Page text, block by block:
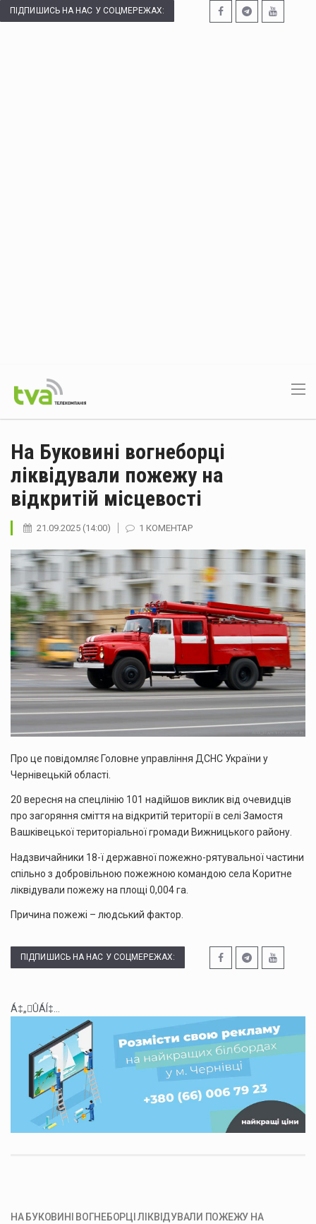
ПІДПИШИСЬ НА НАС У СОЦМЕРЕЖАХ:
На Буковині вогнеборці
ліквідували пожежу на
відкритій місцевості
21.09.2025 (14:00) 1 КОМЕНТАР
Про це повідомляє Головне управління ДСНС України у
Чернівецькій області.
20 вересня на спецлінію 101 надійшов виклик від очевидців
про загоряння сміття на відкритій території в селі Замостя
Вашківецької територіальної громади Вижницького району.
Надзвичайники 18-ї державної пожежно-рятувальної частини
спільно з добровільною пожежною командою села Коритне
ліквідували пожежу на площі 0,004 га.
Причина пожежі – людський фактор.
ПІДПИШИСЬ НА НАС У СОЦМЕРЕЖАХ:
Á‡„ÛÁÍ‡...
НА БУКОВИНІ ВОГНЕБОРЦІ ЛІКВІДУВАЛИ ПОЖЕЖУ НА